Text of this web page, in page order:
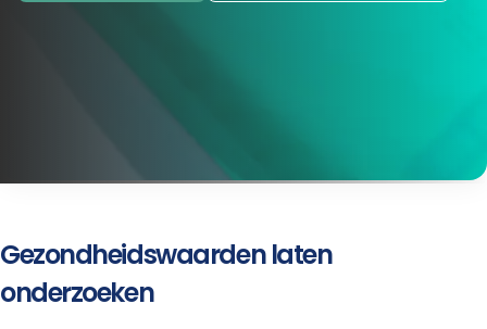
Gezondheidswaarden laten
onderzoeken